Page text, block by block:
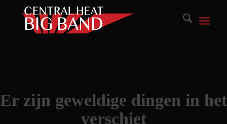
Er zijn geweldige dingen in het
verschiet